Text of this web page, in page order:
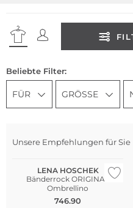
Beliebte Filter:
FÜR GRÖSSE
Unsere Empfehlungen für Sie
WE ♡ AUSTRIA
LENA HOSCHEK
Bänderrock ORIGINAL
Ombrellino
746.90